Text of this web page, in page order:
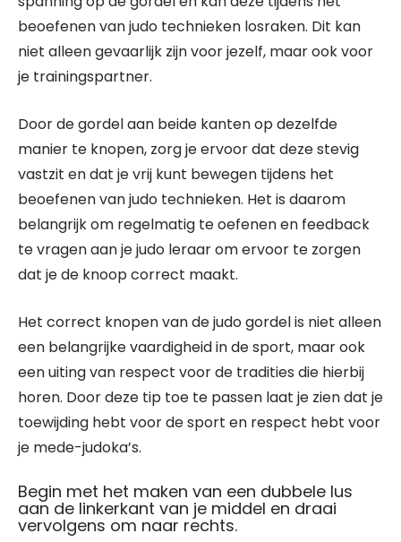
beoefenen van judo technieken losraken. Dit kan
niet alleen gevaarlijk zijn voor jezelf, maar ook voor
je trainingspartner.
Door de gordel aan beide kanten op dezelfde
manier te knopen, zorg je ervoor dat deze stevig
vastzit en dat je vrij kunt bewegen tijdens het
beoefenen van judo technieken. Het is daarom
belangrijk om regelmatig te oefenen en feedback
te vragen aan je judo leraar om ervoor te zorgen
dat je de knoop correct maakt.
Het correct knopen van de judo gordel is niet alleen
een belangrijke vaardigheid in de sport, maar ook
een uiting van respect voor de tradities die hierbij
horen. Door deze tip toe te passen laat je zien dat je
toewijding hebt voor de sport en respect hebt voor
je mede-judoka’s.
Begin met het maken van een dubbele lus
aan de linkerkant van je middel en draai
vervolgens om naar rechts.